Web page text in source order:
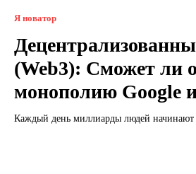
Я новатор
(Web3): Сможет ли
монополию Google
Каждый день миллиарды людей начинают